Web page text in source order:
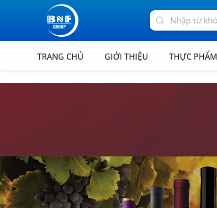
TRANG CHỦ GIỚI THIỆU THỰC PHẨM